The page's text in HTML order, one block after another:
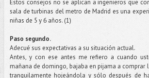
Estos consejos no se aplican a ingenieros que
sala de turbinas del metro de Madrid es una
niñas de 5 y 6 años. (1)
Paso segundo.
Adecué sus expectativas a su situación actual.
Antes, y con ese antes me refiero a cuando
mañana de domingo, bajaba en pijama a comprar
tranquilamente hojeándola y sólo después de